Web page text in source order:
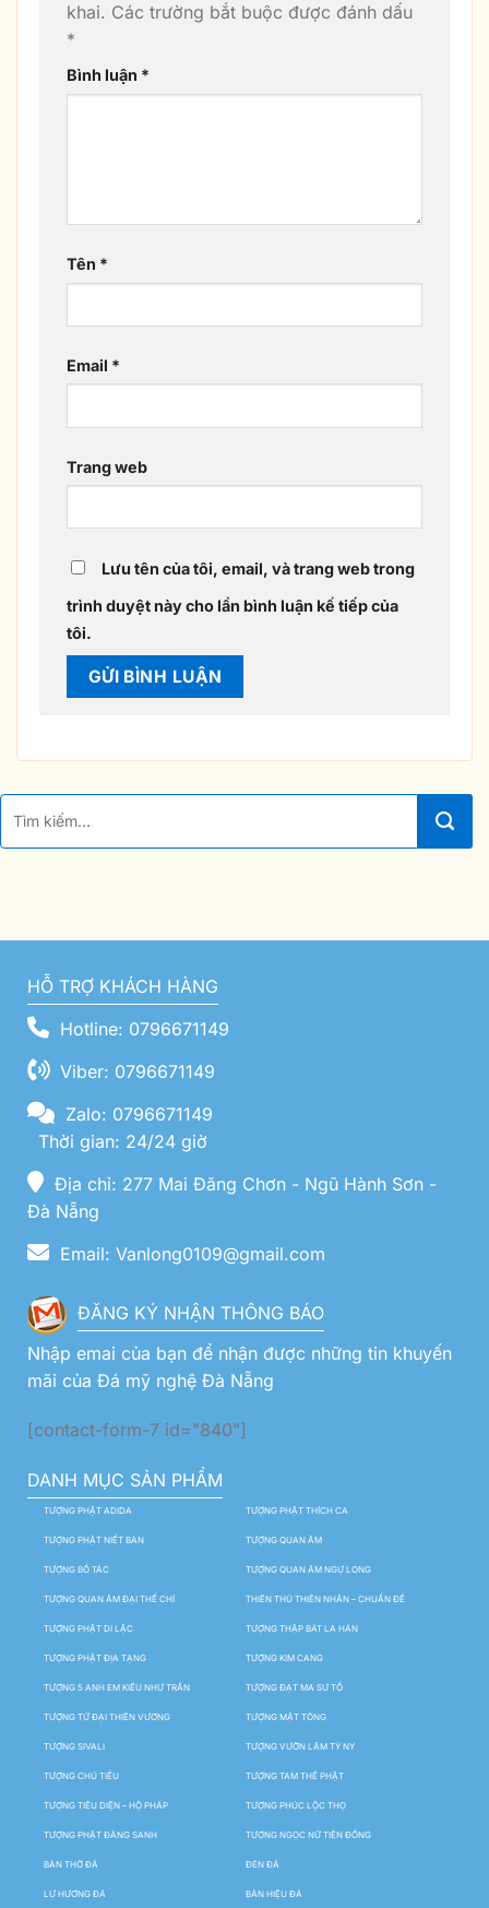
khai. Các trường bắt buộc được đánh dấu
*
Bình luận *
Tên *
Email *
Trang web
Lưu tên của tôi, email, và trang web trong
trình duyệt này cho lần bình luận kế tiếp của
tôi.
HỖ TRỢ KHÁCH HÀNG
Hotline: 0796671149
Viber: 0796671149
Zalo: 0796671149
Thời gian: 24/24 giờ
Địa chỉ: 277 Mai Đăng Chơn - Ngũ Hành Sơn -
Đà Nẵng
Email: Vanlong0109@gmail.com
ĐĂNG KÝ NHẬN THÔNG BÁO
Nhập emai của bạn để nhận được những tin khuyến
mãi của Đá mỹ nghệ Đà Nẵng
[contact-form-7 id="840"]
DANH MỤC SẢN PHẨM
TƯỢNG PHẬT ADIDA TƯỢNG PHẬT THÍCH CA
TƯỢNG PHẬT NIẾT BÀN TƯỢNG QUAN ÂM
TƯỢNG BỒ TÁC TƯỢNG QUAN ÂM NGỰ LONG
TƯỢNG QUAN ÂM ĐẠI THẾ CHÍ THIÊN THỦ THIÊN NHÃN – CHUẨN ĐỀ
TƯỢNG PHẬT DI LẶC TƯỢNG THẬP BÁT LA HÁN
TƯỢNG PHẬT ĐỊA TẠNG TƯỢNG KIM CANG
TƯỢNG 5 ANH EM KIỀU NHƯ TRẦN TƯỢNG ĐẠT MA SƯ TỔ
TƯỢNG TỨ ĐẠI THIÊN VƯƠNG TƯỢNG MẬT TÔNG
TƯỢNG SIVALI TƯỢNG VƯỜN LÂM TỲ NY
TƯỢNG CHÚ TIỂU TƯỢNG TAM THẾ PHẬT
TƯỢNG TIÊU DIỆN – HỘ PHÁP TƯỢNG PHÚC LỘC THỌ
TƯỢNG PHẬT ĐẢNG SANH TƯỢNG NGỌC NỮ TIÊN ĐỒNG
BÀN THỜ ĐÁ ĐÈN ĐÁ
LƯ HƯƠNG ĐÁ BẢN HIỆU ĐÁ